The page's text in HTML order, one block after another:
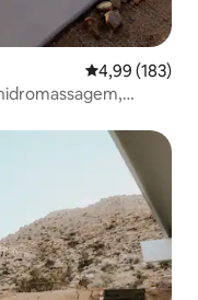
4,99 de uma
4,99 (183)